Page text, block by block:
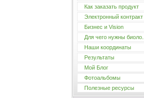
Как заказать продукт
Электронный контракт
Бизнес и Vision
Для чего нужны биоло...
Наши координаты
Результаты
Мой Блог
Фотоальбомы
Полезные ресурсы